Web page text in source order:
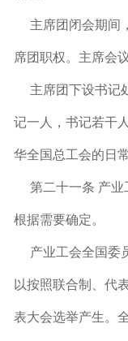
主席团闭会期间
席团职权。主席会
主席团下设书记
记一人，书记若干
华全国总工会的日
第二十一条 产业
根据需要确定。
产业工会全国委
以按照联合制、代
表大会选举产生。